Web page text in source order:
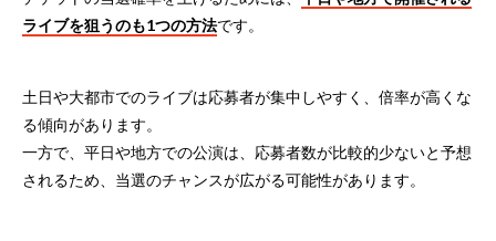
ライブを狙うのも1つの方法です。
土日や大都市でのライブは応募者が集中しやすく、倍率が高くな
る傾向があります。
一方で、平日や地方での公演は、応募者数が比較的少ないと予想
されるため、当選のチャンスが広がる可能性があります。